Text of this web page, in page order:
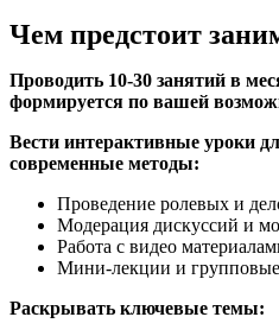
Чем предстоит
Проводить 10-30 занятий в
формируется по вашей
Вести интерактивные уроки
современные методы:
Проведение ролевых и
Модерация дискуссий и
Работа с видео
Мини-лекции и
Раскрывать ключевые темы: